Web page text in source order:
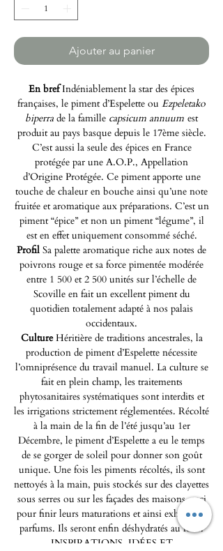
Ajouter au panier
En brefIndéniablement la star des épices
françaises, le piment d’Espelette ou Ezpeletako
biperra de la famille capsicum annuum est
produit au pays basque depuis le 17ème siècle.
C’est aussi la seule des épices en France
protégée par une A.O.P., Appellation
d’Origine Protégée. Ce piment apporte une
touche de chaleur en bouche ainsi qu’une note
fruitée et aromatique aux préparations. C’est un
piment “épice” et non un piment “légume”, il
est en effet uniquement consommé séché.
Profil Sa palette aromatique riche aux notes de
poivrons rouge et sa force pimentée modérée
entre 1 500 et 2 500 unités sur l’échelle de
Scoville en fait un excellent piment du
quotidien totalement adapté à nos palais
occidentaux.
CultureHéritière de traditions ancestrales, la
production de piment d’Espelette nécessite
l’omniprésence du travail manuel. La culture se
fait en plein champ, les traitements
phytosanitaires systématiques sont interdits et
les irrigations strictement réglementées. Récolté
à la main de la fin de l’été jusqu’au 1er
Décembre, le piment d’Espelette a eu le temps
de se gorger de soleil pour donner son goût
unique. Une fois les piments récoltés, ils sont
nettoyés à la main, puis stockés sur des clayettes
sous serres ou sur les façades des maisons, ceci
pour finir leurs maturations et ainsi exhaler les
parfums. Ils seront enfin déshydratés au four.
INSPIRATIONS, IDÉES ET